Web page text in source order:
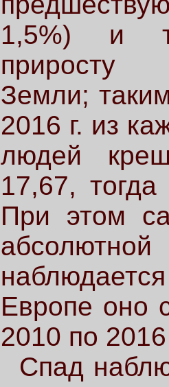
1,5%) и
приросту
Земли;
2016 г. из
людей
17,67,
При этом
Европе оно
2010 по
Спад